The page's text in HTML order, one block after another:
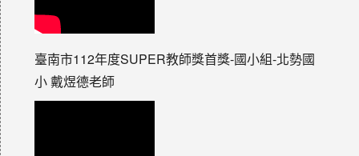
臺南市112年度SUPER教師獎首獎-國小組-北勢國
小 戴煜德老師